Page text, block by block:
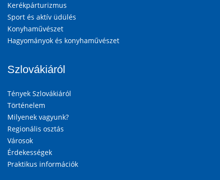
Kerékpárturizmus
Sport és aktív üdülés
Konyhaművészet
Hagyományok és konyhaművészet
Szlovákiáról
Tények Szlovákiáról
Történelem
Milyenek vagyunk?
Regionális osztás
Városok
Érdekességek
Praktikus információk